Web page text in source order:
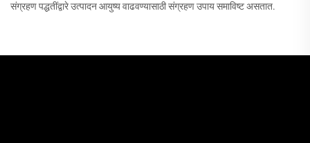
संग्रहण पद्धतींद्वारे उत्पादन आयुष्य वाढवण्यासाठी संग्रहण उपाय समाविष्ट असतात.